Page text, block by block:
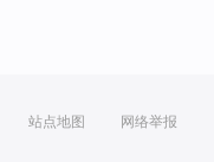
站点地图 网络举报